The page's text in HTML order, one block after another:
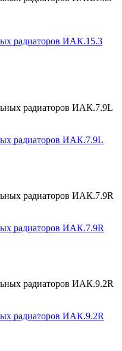
радиаторов ИАК.15.3
радиаторов ИАК.7.9L
радиаторов ИАК.7.9R
радиаторов ИАК.9.2R